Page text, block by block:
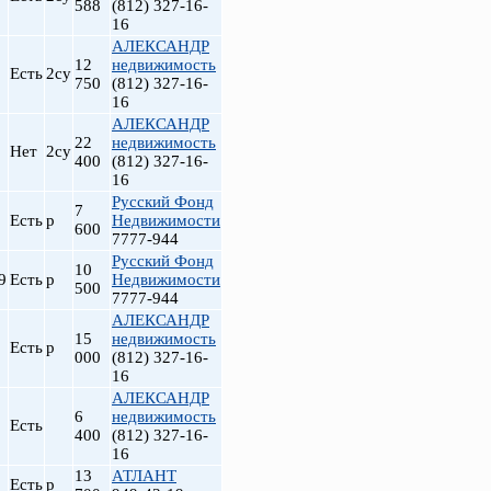
588
(812) 327-16-
16
Есть 2су 12
750
АЛЕКСАНДР
недвижимость
(812) 327-16-
16
Нет 2су 22
400
АЛЕКСАНДР
недвижимость
(812) 327-16-
16
Естьр
7
600
Русский Фонд
Недвижимости
7777-944
Естьр
10
500
Русский Фонд
Недвижимости
7777-944
Естьр
15
000
АЛЕКСАНДР
недвижимость
(812) 327-16-
16
Есть
6
400
АЛЕКСАНДР
недвижимость
(812) 327-16-
16
Естьр
13
АТЛАНТ